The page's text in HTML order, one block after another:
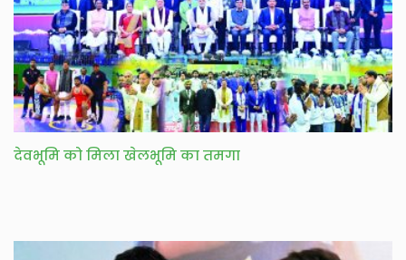
देवभूमि को मिला खेलभूमि का तमगा